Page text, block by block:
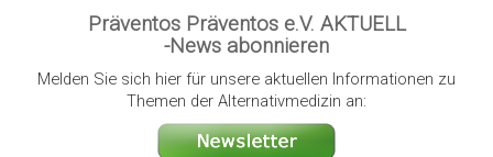
Präventos Präventos e.V. AKTUELL
-News abonnieren
Melden Sie sich hier für unsere aktuellen Informationen zu
Themen der Alternativmedizin an: